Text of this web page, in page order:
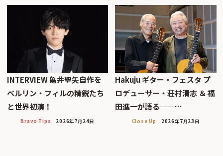
INTERVIEW 亀井聖矢――自作を
ベルリン・フィルの精鋭たち
と世界初演！
Bravo Tips 2026年7月24日
Hakuju ギター・フェスタ プ
ロデューサー・荘村清志 ＆ 福
田進一が語る——…
Close Up 2026年7月23日